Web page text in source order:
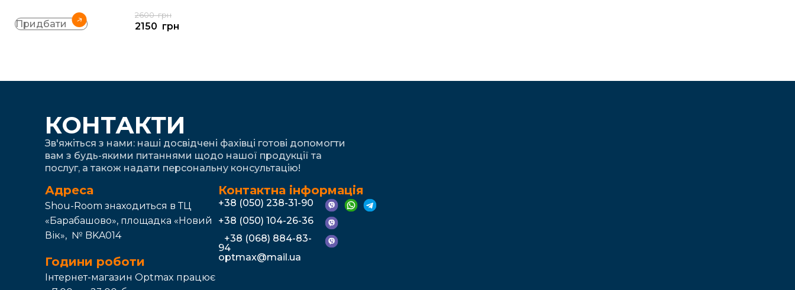
Придбати
2600грн
2150 грн
КОНТАКТИ
Зв'яжіться з нами: наші досвідчені фахівці готові допомогти
вам з будь-якими питаннями щодо нашої продукції та
послуг, а також надати персональну консультацію!
Адреса
Shou-Room знаходиться в ТЦ
«Барабашово», площадка «Новий
Вік», № BKA014
Години роботи
Інтернет-магазин Optmax працює
Контактна інформація
+38 (050) 238-31-90
+38 (050) 104-26-36
+38 (068) 884-83-
94
optmax@mail.ua